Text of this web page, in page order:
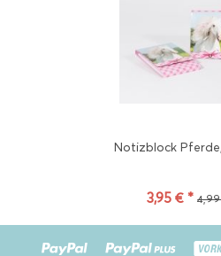
Notizblock
3,95 € *